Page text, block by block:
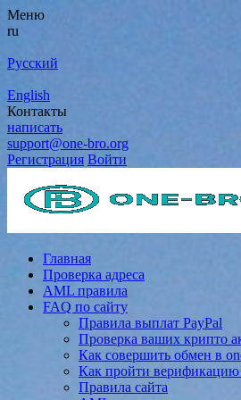
Меню
ru
Русский
English
Контакты
написать
support@one-bro.org
Регистрация Войти
Главная
Проверка адреса
AML правила
FAQ по сайту
Правила выплат PayPal
Проверка ваших крипто
Как совершить обмен в
Как пройти верификацию
Правила сайта